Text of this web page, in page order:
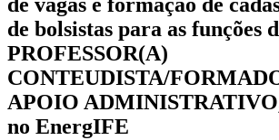
de vagas e formação de
de bolsistas para as funções
PROFESSOR(A)
CONTEUDISTA/
APOIO
no EnergIFE